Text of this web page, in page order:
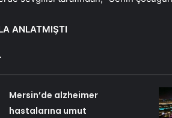
ANLATMIŞTI
Mersin’de alzheimer
hastalarına umut